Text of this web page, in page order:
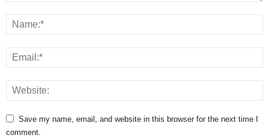
Save my name, email, and website in this browser for the next time I
comment.